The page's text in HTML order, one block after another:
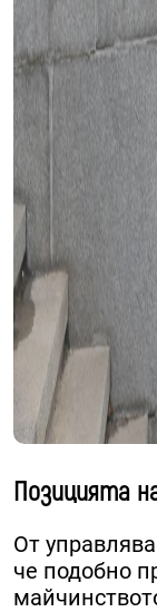
Позицията
От
че подобно